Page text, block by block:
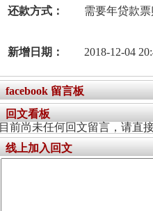
还款方式：
需要年贷款
新增日期： 2018-12-04
facebook 留言板
回文看板
目前尚未任何回文留言，请直
线上加入回文